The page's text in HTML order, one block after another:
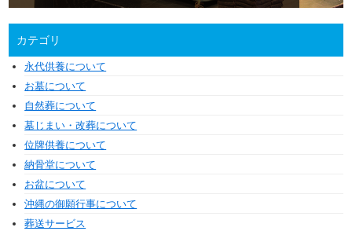
カテゴリ
永代供養について
お墓について
自然葬について
墓じまい・改葬について
位牌供養について
納骨堂について
お盆について
沖縄の御願行事について
葬送サービス